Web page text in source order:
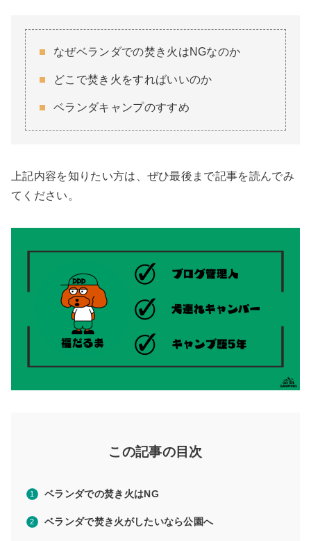
なぜベランダでの焚き火はNGなのか
どこで焚き火をすればいいのか
ベランダキャンプのすすめ
上記内容を知りたい方は、ぜひ最後まで記事を読んでみ
てください。
この記事の目次
ベランダでの焚き火はNG
ベランダで焚き火がしたいなら公園へ